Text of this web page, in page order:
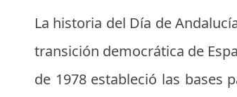
La historia del Día de
transición democrática de
de 1978 estableció las bases